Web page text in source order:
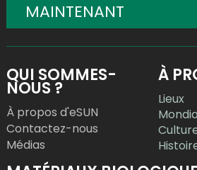
MAINTENANT
QUI SOMMES-
NOUS ?
À propos d'eSUN
Contactez-nous
Médias
À
Lieux